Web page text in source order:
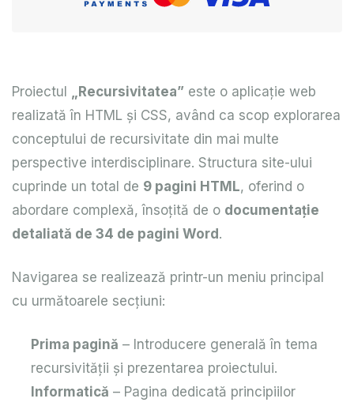
Proiectul „Recursivitatea” este o aplicație web
realizată în HTML și CSS, având ca scop explorarea
conceptului de recursivitate din mai multe
perspective interdisciplinare. Structura site-ului
cuprinde un total de 9 pagini HTML, oferind o
abordare complexă, însoțită de o documentație
detaliată de 34 de pagini Word.
Navigarea se realizează printr-un meniu principal
cu următoarele secțiuni:
Prima pagină – Introducere generală în tema
recursivității și prezentarea proiectului.
Informatică – Pagina dedicată principiilor